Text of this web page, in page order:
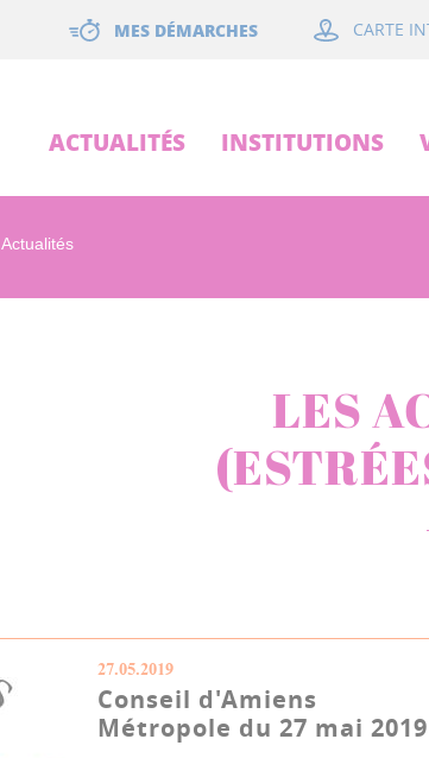
MES DÉMARCHES CARTE
ACTUALITÉS INSTITUTIONS
Actualités
LES
27.05.2019
Conseil d'Amiens
Métropole du 27 mai 2019